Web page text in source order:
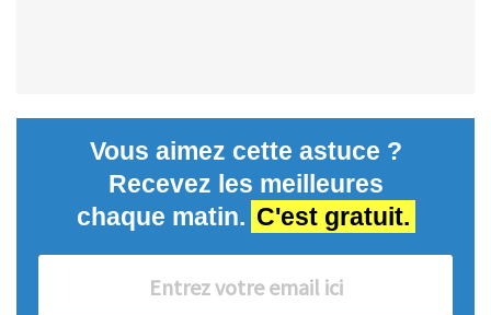
Vous aimez cette astuce ?
Recevez les meilleures
chaque matin. C'est gratuit.